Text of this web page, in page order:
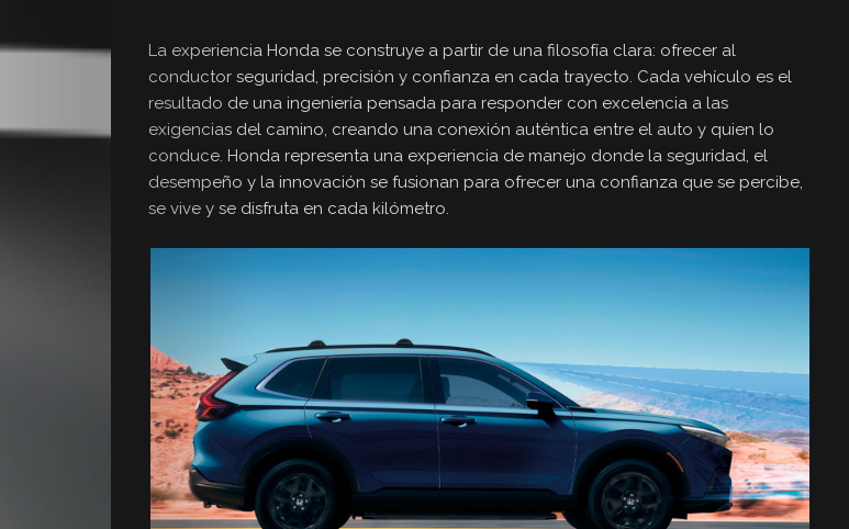
La experiencia Honda se construye a partir de una filosofía clara: ofrecer al
conductor seguridad, precisión y confianza en cada trayecto. Cada vehículo es el
resultado de una ingeniería pensada para responder con excelencia a las
exigencias del camino, creando una conexión auténtica entre el auto y quien lo
conduce. Honda representa una experiencia de manejo donde la seguridad, el
desempeño y la innovación se fusionan para ofrecer una confianza que se percibe,
se vive y se disfruta en cada kilómetro.